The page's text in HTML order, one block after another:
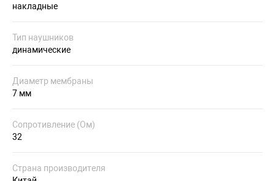
накладные
Тип наушников
динамические
Диаметр мембраны
7 мм
Сопротивление (Ом)
32
Страна производителя